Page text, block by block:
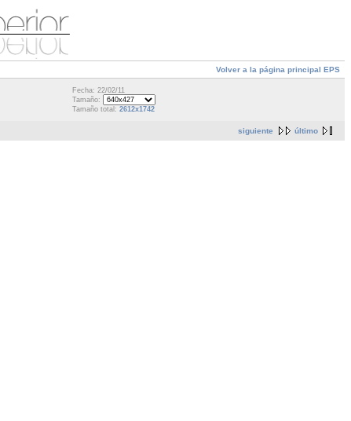
Volver a la página principal EPS
Fecha: 22/02/11
Tamaño:
Tamaño total: 2612x1742
siguiente último